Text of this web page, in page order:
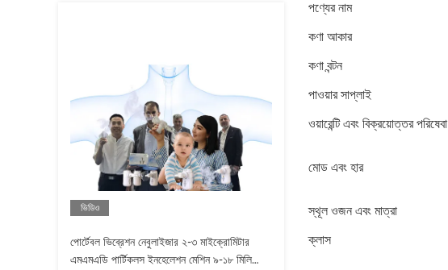
ভিডিও
পোর্টেবল ভিব্রেশন নেবুলাইজার ২-৩ মাইক্রোমিটার
এমএমএডি পার্টিকলস ইনহেলেশন মেশিন ৯-১৮ মিলি
পণ্যের নাম
কণা আকার
কণা বন্টন
পাওয়ার সাপ্লাই
ওয়ারেন্টি এবং বিক্রয়োত্তর পরিষেবা
মোড এবং হার
স্থূল ওজন এবং মাত্রা
ক্লাস